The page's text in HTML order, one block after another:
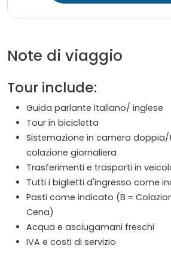
Note di viaggio
Tour include:
Guida parlante italiano/ inglese
Tour in bicicletta
Sistemazione in camera
colazione giornaliera
Trasferimenti e trasporti in
Tutti i biglietti d'ingresso come
Pasti come indicato (B =
Cena)
Acqua e asciugamani freschi
IVA e costi di servizio